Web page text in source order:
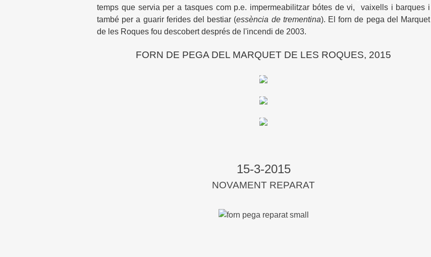
temps que servia per a tasques com p.e. impermeabilitzar bótes de vi, vaixells i barques i
també per a guarir ferides del bestiar (essència de trementina). El forn de pega del Marquet
de les Roques fou descobert després de l'incendi de 2003.
FORN DE PEGA DEL MARQUET DE LES ROQUES, 2015
15-3-2015
NOVAMENT REPARAT